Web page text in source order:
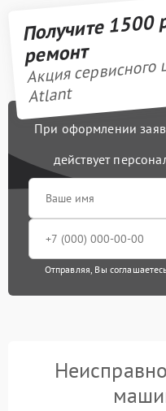
Получите 1500
ремонт
Акция сервисного
Atlant
При оформлении
действует
Отправляя, Вы